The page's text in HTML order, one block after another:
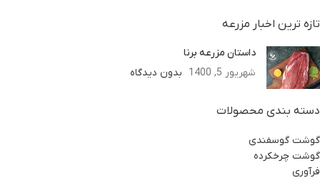
تازه ترین اخبار مزرعه
داستان مزرعه برنا
شهریور 5, 1400
بدون دیدگاه
دسته بندی محصولات
گوشت گوسفندی
گوشت چرخکرده
فرآوری